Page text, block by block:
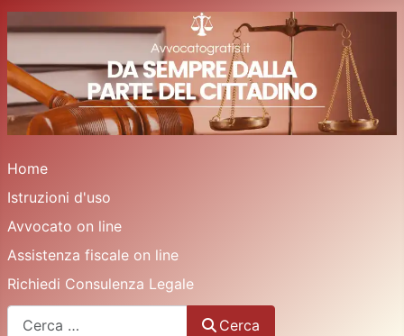
Home
Istruzioni d'uso
Avvocato on line
Assistenza fiscale on line
Richiedi Consulenza Legale
Cerca